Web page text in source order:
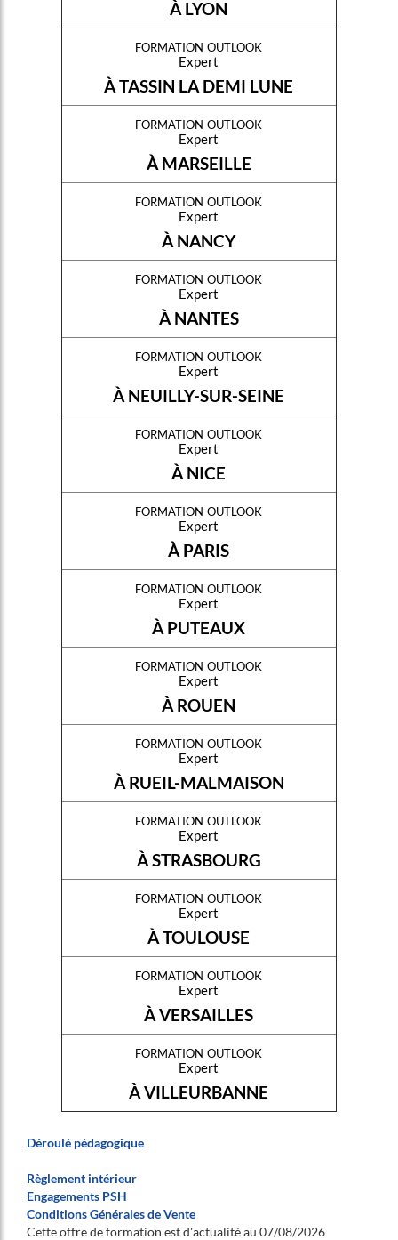
À LYON
formation outlook
Expert
À TASSIN LA DEMI LUNE
formation outlook
Expert
À MARSEILLE
formation outlook
Expert
À NANCY
formation outlook
Expert
À NANTES
formation outlook
Expert
À NEUILLY-SUR-SEINE
formation outlook
Expert
À NICE
formation outlook
Expert
À PARIS
formation outlook
Expert
À PUTEAUX
formation outlook
Expert
À ROUEN
formation outlook
Expert
À RUEIL-MALMAISON
formation outlook
Expert
À STRASBOURG
formation outlook
Expert
À TOULOUSE
formation outlook
Expert
À VERSAILLES
formation outlook
Expert
À VILLEURBANNE
Déroulé pédagogique
Règlement intérieur
Engagements PSH
Conditions Générales de Vente
Cette offre de formation est d'actualité au 07/08/2026